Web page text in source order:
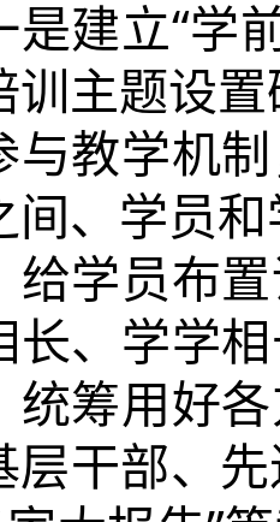
是建立“学
训主题设
与教学机
间、学员
给学员布
长、学学
统筹用好
层干部、